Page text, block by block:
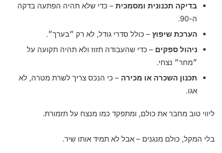
בדיקה תכנונית ומסמכית – כדי שלא תהיה הפתעה בדקה
ה-90.
הערכת שיפוץ – כולל סדרי גודל, לא רק ״בערך״.
ניהול ספקים – כדי שהעבודה תזוז ולא תהיה תקועה על
״מחר״ נצחי.
תכנון השכרה או מכירה – כי הנכס צריך לשרת מטרה, לא
אגו.
ליווי טוב מחבר את כולם, ומתפקד כמו מנצח על תזמורת.
בלי המקל, כולם מנגנים – אבל לא תמיד אותו שיר.